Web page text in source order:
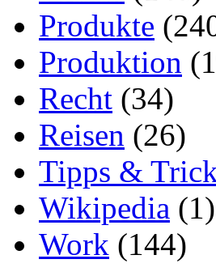
Produkte
Produktion
Recht (34)
Reisen (26)
Tipps &
Wikipedia (1)
Work (144)